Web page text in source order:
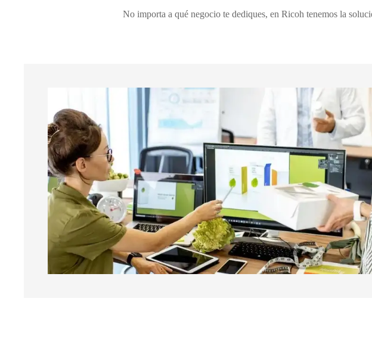
No importa a qué negocio te dediques, en Ricoh tenemos la